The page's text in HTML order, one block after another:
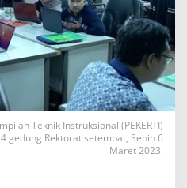
E
E
R
B
a
c
Teknik Instruksional (PEKERTI)
gedung Rektorat setempat, Senin 6
Maret 2023.